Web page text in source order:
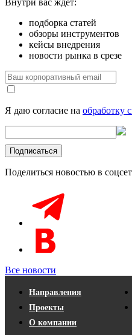
подборка статей
обзоры инструментов
кейсы внедрения
новости рынка в срезе
Я даю согласие на обработку
Поделиться новостью в
Все новости
Направления
Проекты
О компании